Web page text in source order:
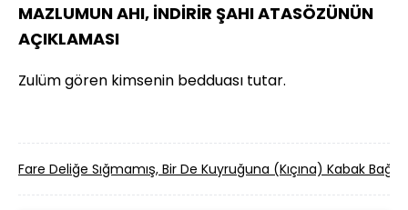
MAZLUMUN AHI, İNDİRİR ŞAHI ATASÖZÜNÜN
AÇIKLAMASI
Zulüm gören kimsenin bedduası tutar.
Fare Deliğe Sığmamış, Bir De Kuyruğuna (Kıçına) Kabak